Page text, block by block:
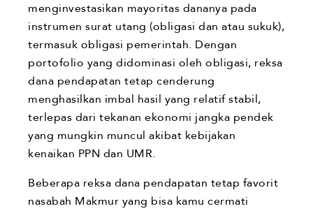
menginvestasikan mayoritas dananya pada
instrumen surat utang (obligasi dan atau sukuk),
termasuk obligasi pemerintah. Dengan
portofolio yang didominasi oleh obligasi, reksa
dana pendapatan tetap cenderung
menghasilkan imbal hasil yang relatif stabil,
terlepas dari tekanan ekonomi jangka pendek
yang mungkin muncul akibat kebijakan
kenaikan PPN dan UMR.
Beberapa reksa dana pendapatan tetap favorit
nasabah Makmur yang bisa kamu cermati